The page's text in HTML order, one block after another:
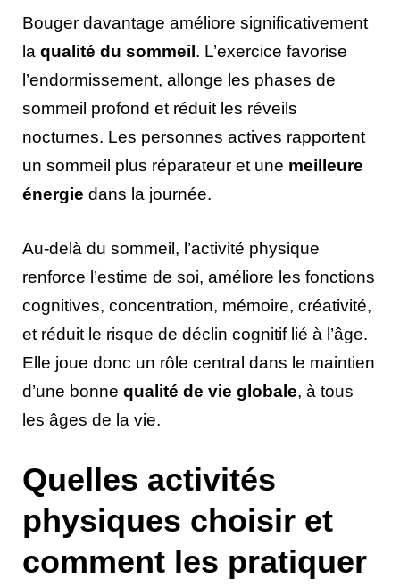
Bouger davantage améliore significativement
la qualité du sommeil . L’exercice favorise
l’endormissement, allonge les phases de
sommeil profond et réduit les réveils
nocturnes. Les personnes actives rapportent
un sommeil plus réparateur et une meilleure
énergie dans la journée.
Au-delà du sommeil, l’activité physique
renforce l’estime de soi, améliore les fonctions
cognitives, concentration, mémoire, créativité,
et réduit le risque de déclin cognitif lié à l’âge.
Elle joue donc un rôle central dans le maintien
d’une bonne qualité de vie globale, à tous
les âges de la vie.
Quelles activités
physiques choisir et
comment les pratiquer